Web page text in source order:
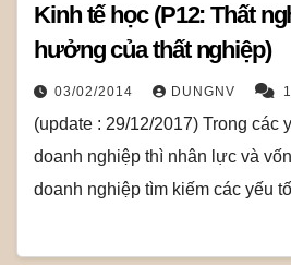
Kinh tế học (P12: Thất
hưởng của thất nghiệp)
03/02/2014 DUNGNV
(update : 29/12/2017) Trong các
doanh nghiệp thì nhân lực và
doanh nghiệp tìm kiếm các yếu